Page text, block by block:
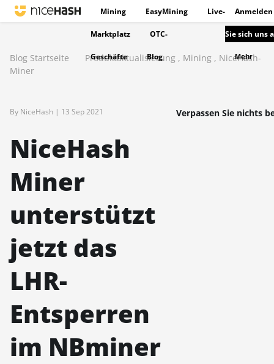
Mining EasyMining Live-
Marktplatz OTC-
Geschäfte Blog
Anmelden
Sie sich uns
Mehr
Blog Startseite Produktaktualisierung , Mining , NiceHash-
Miner
By NiceHash | 13 Sep 2021
NiceHash
Miner
unterstützt
jetzt das
LHR-
Entsperren
im NBminer
Verpassen Sie nichts